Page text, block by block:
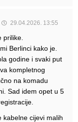
29.04.2026. 13:55
prilike.
Berlinci kako je.
godine i svaki put
kompletnog
na komadu
Sad idem opet u 5
kabelne cijevi malih